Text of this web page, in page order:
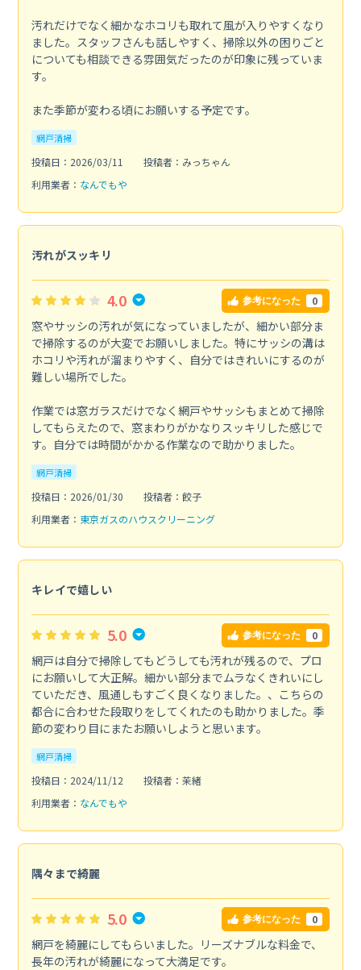
汚れだけでなく細かなホコリも取れて風が入りやすくなり
ました。スタッフさんも話しやすく、掃除以外の困りごと
についても相談できる雰囲気だったのが印象に残っていま
す。
また季節が変わる頃にお願いする予定です。
網戸清掃
投稿日：2026/03/11
投稿者：みっちゃん
利用業者： なんでもや
汚れがスッキリ
4.0 参考になった 0
窓やサッシの汚れが気になっていましたが、細かい部分ま
で掃除するのが大変でお願いしました。特にサッシの溝は
ホコリや汚れが溜まりやすく、自分ではきれいにするのが
難しい場所でした。
作業では窓ガラスだけでなく網戸やサッシもまとめて掃除
してもらえたので、窓まわりがかなりスッキリした感じで
す。自分では時間がかかる作業なので助かりました。
網戸清掃
投稿日：2026/01/30
投稿者：餃子
利用業者： 東京ガスのハウスクリーニング
キレイで嬉しい
5.0 参考になった 0
網戸は自分で掃除してもどうしても汚れが残るので、プロ
にお願いして大正解。細かい部分までムラなくきれいにし
ていただき、風通しもすごく良くなりました。、こちらの
都合に合わせた段取りをしてくれたのも助かりました。季
節の変わり目にまたお願いしようと思います。
網戸清掃
投稿日：2024/11/12
投稿者：茉緒
利用業者： なんでもや
隅々まで綺麗
5.0 参考になった 0
網戸を綺麗にしてもらいました。リーズナブルな料金で、
長年の汚れが綺麗になって大満足です。